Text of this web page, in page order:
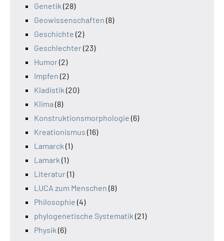
Genetik (28)
Geowissenschaften (8)
Geschichte (2)
Geschlechter(23)
Humor(2)
Impfen (2)
Kladistik (20)
Klima (8)
Konstruktionsmorphologie (6)
Kreationismus (16)
Lamarck (1)
Lamark (1)
Literatur(1)
LUCA zum Menschen (8)
Philosophie (4)
phylogenetische Systematik (21)
Physik (6)